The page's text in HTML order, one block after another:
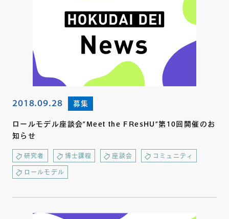
2018.09.28 募集
ロールモデル座談会”Meet the FResHU”第10回開催のお
知らせ
研究者 博士課程 座談会 コミュニティ
ロールモデル